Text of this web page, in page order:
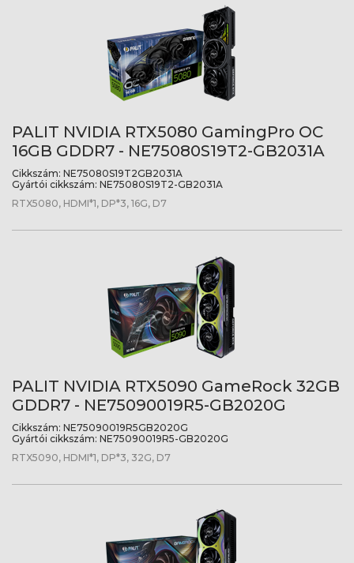
PALIT NVIDIA RTX5080 GamingPro OC
16GB GDDR7 - NE75080S19T2-GB2031A
Cikkszám: NE75080S19T2GB2031A
Gyártói cikkszám: NE75080S19T2-GB2031A
RTX5080, HDMI*1, DP*3, 16G, D7
PALIT NVIDIA RTX5090 GameRock 32GB
GDDR7 - NE75090019R5-GB2020G
Cikkszám: NE75090019R5GB2020G
Gyártói cikkszám: NE75090019R5-GB2020G
RTX5090, HDMI*1, DP*3, 32G, D7